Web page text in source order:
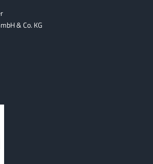
& Co. KG